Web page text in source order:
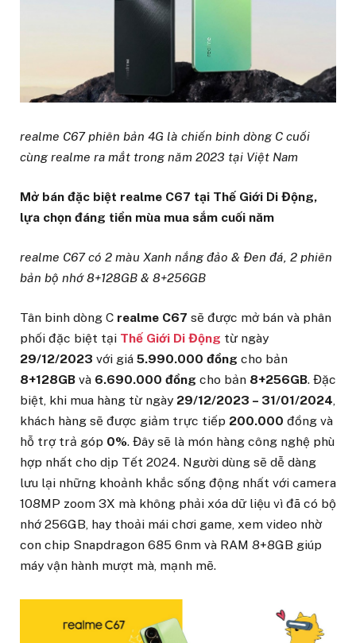
realme C67 phiên bản 4G là chiến binh dòng C cuối
cùng realme ra mắt trong năm 2023 tại Việt Nam
Mở bán đặc biệt realme C67 tại Thế Giới Di Động,
lựa chọn đáng tiền mùa mua sắm cuối năm
realme C67 có 2 màu Xanh nắng đảo & Đen đá, 2 phiên
bản bộ nhớ 8+128GB & 8+256GB
Tân binh dòng C realme C67 sẽ được mở bán và phân
phối đặc biệt tại Thế Giới Di Động từ ngày
29/12/2023 với giá 5.990.000 đồng cho bản
8+128GB và 6.690.000 đồng cho bản 8+256GB. Đặc
biệt, khi mua hàng từ ngày 29/12/2023 – 31/01/2024,
khách hàng sẽ được giảm trực tiếp 200.000 đồng và
hỗ trợ trả góp 0%. Đây sẽ là món hàng công nghệ phù
hợp nhất cho dịp Tết 2024. Người dùng sẽ dễ dàng
lưu lại những khoảnh khắc sống động nhất với camera
108MP zoom 3X mà không phải xóa dữ liệu vì đã có bộ
nhớ 256GB, hay thoải mái chơi game, xem video nhờ
con chip Snapdragon 685 6nm và RAM 8+8GB giúp
máy vận hành mượt mà, mạnh mẽ.